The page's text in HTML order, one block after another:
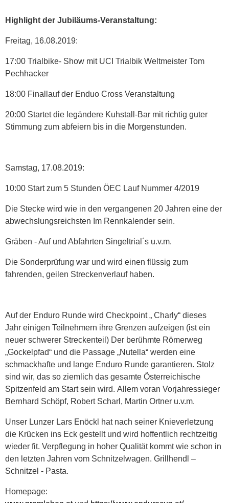
Highlight der Jubiläums-Veranstaltung:
Freitag, 16.08.2019:
17:00 Trialbike- Show mit UCI Trialbik Weltmeister Tom
Pechhacker
18:00 Finallauf der Enduo Cross Veranstaltung
20:00 Startet die legändere Kuhstall-Bar mit richtig guter
Stimmung zum abfeiern bis in die Morgenstunden.
Samstag, 17.08.2019:
10:00 Start zum 5 Stunden ÖEC Lauf Nummer 4/2019
Die Stecke wird wie in den vergangenen 20 Jahren eine der
abwechslungsreichsten Im Rennkalender sein.
Gräben - Auf und Abfahrten Singeltrial´s u.v.m.
Die Sonderprüfung war und wird einen flüssig zum
fahrenden, geilen Streckenverlauf haben.
Auf der Enduro Runde wird Checkpoint „ Charly“ dieses
Jahr einigen Teilnehmern ihre Grenzen aufzeigen (ist ein
neuer schwerer Streckenteil) Der berühmte Römerweg
„Gockelpfad“ und die Passage „Nutella“ werden eine
schmackhafte und lange Enduro Runde garantieren. Stolz
sind wir, das so ziemlich das gesamte Österreichische
Spitzenfeld am Start sein wird. Allem voran Vorjahressieger
Bernhard Schöpf, Robert Scharl, Martin Ortner u.v.m.
Unser Lunzer Lars Enöckl hat nach seiner Knieverletzung
die Krücken ins Eck gestellt und wird hoffentlich rechtzeitig
wieder fit. Verpflegung in hoher Qualität kommt wie schon in
den letzten Jahren vom Schnitzelwagen. Grillhendl –
Schnitzel - Pasta.
Homepage: